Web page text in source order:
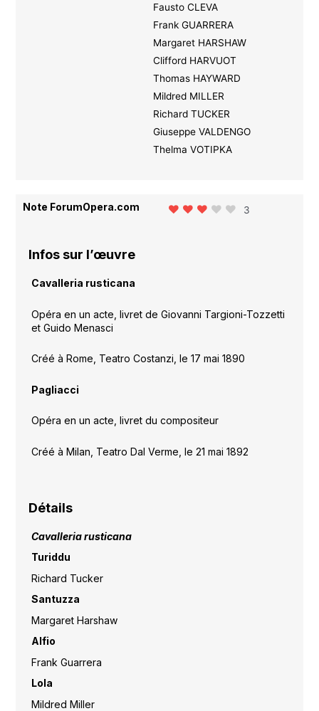
Fausto CLEVA
Frank GUARRERA
Margaret HARSHAW
Clifford HARVUOT
Thomas HAYWARD
Mildred MILLER
Richard TUCKER
Giuseppe VALDENGO
Thelma VOTIPKA
Note ForumOpera.com 3
Infos sur l’œuvre
Cavalleria rusticana
Opéra en un acte, livret de Giovanni Targioni-Tozzetti
et Guido Menasci
Créé à Rome, Teatro Costanzi, le 17 mai 1890
Pagliacci
Opéra en un acte, livret du compositeur
Créé à Milan, Teatro Dal Verme, le 21 mai 1892
Détails
Cavalleria rusticana
Turiddu
Richard Tucker
Santuzza
Margaret Harshaw
Alfio
Frank Guarrera
Lola
Mildred Miller